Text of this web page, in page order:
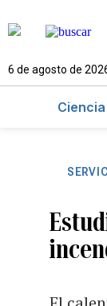
6 de agosto de